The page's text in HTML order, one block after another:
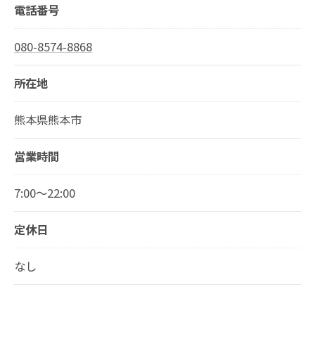
電話番号
080-8574-8868
所在地
熊本県熊本市
営業時間
7:00～22:00
定休日
なし